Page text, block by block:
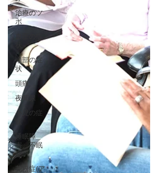
治療のツ
ボ
頭部の症
状
頭痛
夜間尿
小児の症
睡眠障
害、不眠
症
花粉症(ア